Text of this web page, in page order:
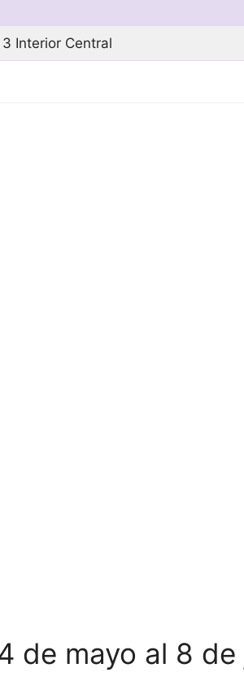
3 Interior Central
de mayo al 8